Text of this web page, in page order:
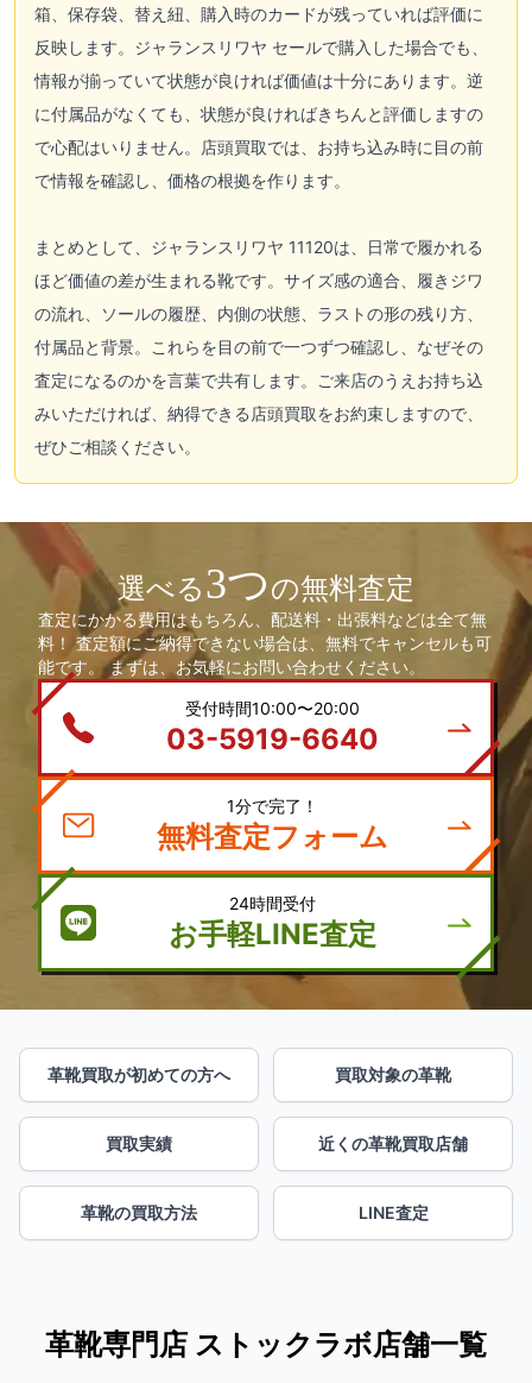
箱、保存袋、替え紐、購入時のカードが残っていれば評価に
反映します。ジャランスリワヤ セールで購入した場合でも、
情報が揃っていて状態が良ければ価値は十分にあります。逆
に付属品がなくても、状態が良ければきちんと評価しますの
で心配はいりません。店頭買取では、お持ち込み時に目の前
で情報を確認し、価格の根拠を作ります。
まとめとして、ジャランスリワヤ 11120は、日常で履かれる
ほど価値の差が生まれる靴です。サイズ感の適合、履きジワ
の流れ、ソールの履歴、内側の状態、ラストの形の残り方、
付属品と背景。これらを目の前で一つずつ確認し、なぜその
査定になるのかを言葉で共有します。ご来店のうえお持ち込
みいただければ、納得できる店頭買取をお約束しますので、
ぜひご相談ください。
選べる3つの無料査定
査定にかかる費用はもちろん、配送料・出張料などは全て無
料！ 査定額にご納得できない場合は、無料でキャンセルも可
能です。 まずは、お気軽にお問い合わせください。
受付時間10:00〜20:00
03-5919-6640
1分で完了！
無料査定フォーム
24時間受付
お手軽LINE査定
革靴買取が初めての方へ 買取対象の革靴
買取実績 近くの革靴買取店舗
革靴の買取方法 LINE査定
革靴専門店 ストックラボ店舗一覧